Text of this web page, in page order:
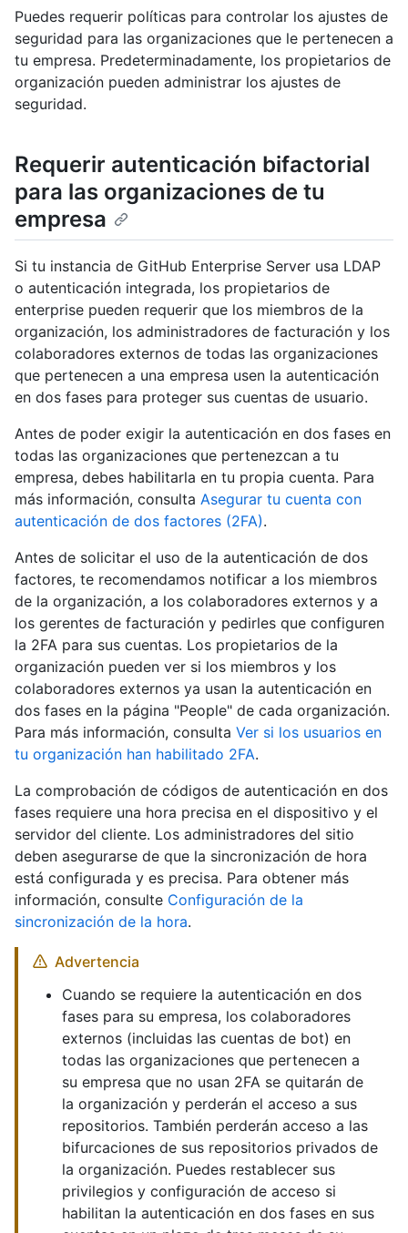
Puedes requerir políticas para controlar los ajustes de
seguridad para las organizaciones que le pertenecen a
tu empresa. Predeterminadamente, los propietarios de
organización pueden administrar los ajustes de
seguridad.
Requerir autenticación bifactorial
para las organizaciones de tu
empresa
Si tu instancia de GitHub Enterprise Server usa LDAP
o autenticación integrada, los propietarios de
enterprise pueden requerir que los miembros de la
organización, los administradores de facturación y los
colaboradores externos de todas las organizaciones
que pertenecen a una empresa usen la autenticación
en dos fases para proteger sus cuentas de usuario.
Antes de poder exigir la autenticación en dos fases en
todas las organizaciones que pertenezcan a tu
empresa, debes habilitarla en tu propia cuenta. Para
más información, consulta Asegurar tu cuenta con
autenticación de dos factores (2FA).
Antes de solicitar el uso de la autenticación de dos
factores, te recomendamos notificar a los miembros
de la organización, a los colaboradores externos y a
los gerentes de facturación y pedirles que configuren
la 2FA para sus cuentas. Los propietarios de la
organización pueden ver si los miembros y los
colaboradores externos ya usan la autenticación en
dos fases en la página "People" de cada organización.
Para más información, consulta Ver si los usuarios en
tu organización han habilitado 2FA.
La comprobación de códigos de autenticación en dos
fases requiere una hora precisa en el dispositivo y el
servidor del cliente. Los administradores del sitio
deben asegurarse de que la sincronización de hora
está configurada y es precisa. Para obtener más
información, consulte Configuración de la
sincronización de la hora.
Advertencia
Cuando se requiere la autenticación en dos
fases para su empresa, los colaboradores
externos (incluidas las cuentas de bot) en
todas las organizaciones que pertenecen a
su empresa que no usan 2FA se quitarán de
la organización y perderán el acceso a sus
repositorios. También perderán acceso a las
bifurcaciones de sus repositorios privados de
la organización. Puedes restablecer sus
privilegios y configuración de acceso si
habilitan la autenticación en dos fases en sus